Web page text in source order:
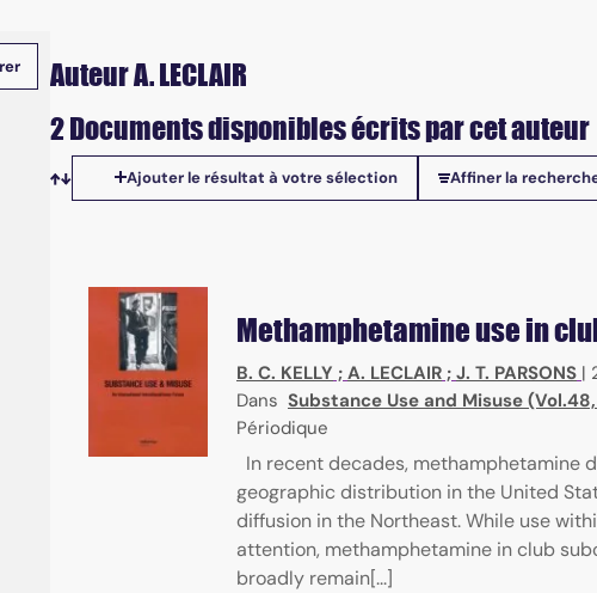
and social sciences
Auteur A. LECLAIR
2 Documents disponibles écrits par cet auteur
Tris disponibles
Ajouter le résultat à votre sélection Affiner la
Methamphetamine use in
B. C. KELLY ; A. LECLAIR ; J. T. PARSONS |
Dans Substance Use and Misuse (Vol.48,
Périodique
In recent decades, methamphetamine
geographic distribution in the United
diffusion in the Northeast. While use
attention, methamphetamine in club
broadly remain[...]